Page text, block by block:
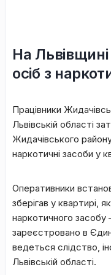
На
осіб з
Працівники
Львівській області
Жидачівського
наркотичні засоби у
Оперативники
зберігав у квартирі,
наркотичного засобу
зареєстровано в
ведеться слідство,
Львівській області.